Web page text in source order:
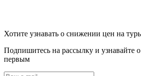
Хотите узнавать о снижении цен на
Подпишитесь на рассылку и узнавайте
первым